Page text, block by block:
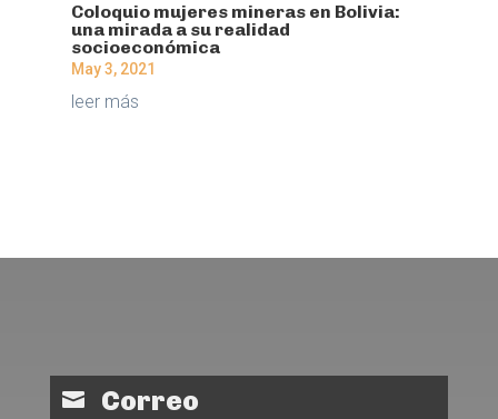
Coloquio mujeres mineras en Bolivia:
una mirada a su realidad
socioeconómica
May 3, 2021
leer más
 Correo